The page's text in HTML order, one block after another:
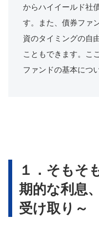
からハイイールド社
す。また、債券ファ
資のタイミングの自
こともできます。こ
ファンドの基本につ
１．そも
期的な利息
受け取り～